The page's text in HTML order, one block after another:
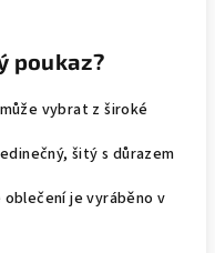
poukaz?
vybrat z široké
šitý s důrazem
je vyráběno v